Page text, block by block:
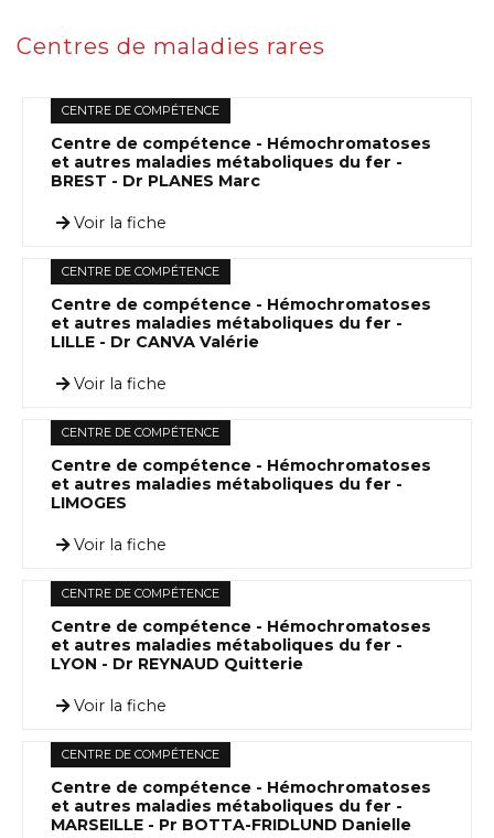
Centres de maladies rares
CENTRE DE COMPÉTENCE
Centre de compétence - Hémochromatoses
et autres maladies métaboliques du fer -
BREST - Dr PLANES Marc
Voir la fiche
CENTRE DE COMPÉTENCE
Centre de compétence - Hémochromatoses
et autres maladies métaboliques du fer -
LILLE - Dr CANVA Valérie
Voir la fiche
CENTRE DE COMPÉTENCE
Centre de compétence - Hémochromatoses
et autres maladies métaboliques du fer -
LIMOGES
Voir la fiche
CENTRE DE COMPÉTENCE
Centre de compétence - Hémochromatoses
et autres maladies métaboliques du fer -
LYON - Dr REYNAUD Quitterie
Voir la fiche
CENTRE DE COMPÉTENCE
Centre de compétence - Hémochromatoses
et autres maladies métaboliques du fer -
MARSEILLE - Pr BOTTA-FRIDLUND Danielle